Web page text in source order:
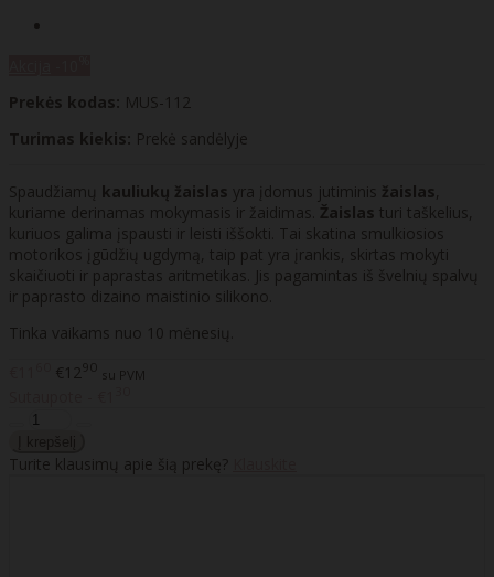
Prekės kodas: MUS-112
Turimas kiekis: Prekė sandėlyje
Spaudžiamų kauliukų žaislas yra įdomus jutiminis žaislas,
kuriame derinamas mokymasis ir žaidimas. Žaislas turi taškelius,
kuriuos galima įspausti ir leisti iššokti. Tai skatina smulkiosios
motorikos įgūdžių ugdymą, taip pat yra įrankis, skirtas mokyti
skaičiuoti ir paprastas aritmetikas. Jis pagamintas iš švelnių spalvų
ir paprasto dizaino maistinio silikono.
Tinka vaikams nuo 10 mėnesių.
€1290 su PVM
Turite klausimų apie šią prekę?